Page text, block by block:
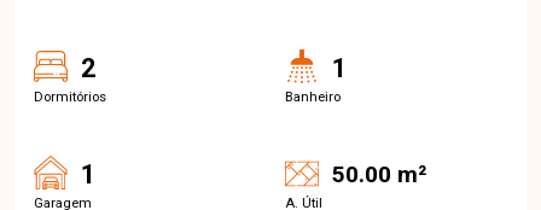
2
Dormitórios
1
Banheiro
1
Garagem
50.00 m²
A. Útil